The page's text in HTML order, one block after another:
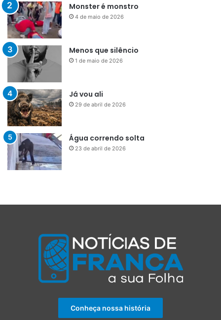
Monster é monstro
4 de maio de 2026
Menos que silêncio
1 de maio de 2026
Já vou ali
29 de abril de 2026
Água correndo solta
23 de abril de 2026
Conheça nossa história